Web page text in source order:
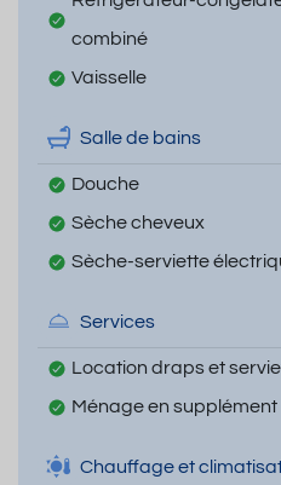
combiné
Vaisselle
Salle de bains
Douche
Sèche cheveux
Sèche-serviette
Services
Location draps et
Ménage en supplément
Chauffage et